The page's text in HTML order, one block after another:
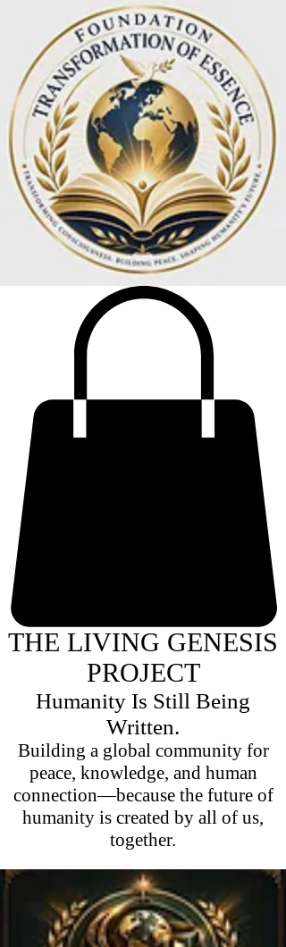
THE LIVING GENESIS
PROJECT
Humanity Is Still Being
Written.
Building a global community for
peace, knowledge, and human
connection—because the future of
humanity is created by all of us,
together.